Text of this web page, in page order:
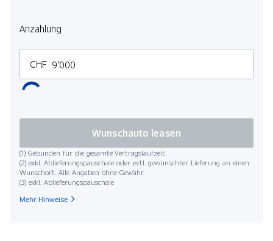
Anzahlung
CHF
(1) Gebunden für die gesamte Vertragslaufzeit.
(2) exkl. Ablieferungspauschale oder evtl. gewünschter Lieferung an einen
Wunschort. Alle Angaben ohne Gewähr.
(3) exkl. Ablieferungspauschale
Wunschauto leasen
Mehr Hinweise